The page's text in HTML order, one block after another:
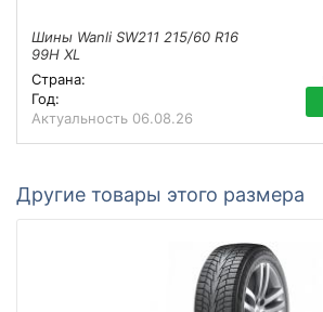
Шины Wanli SW211 215/60 R16
99H XL
Страна:
Год:
Актуальность 06.08.26
Другие товары этого размера